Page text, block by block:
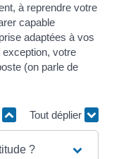
à reprendre votre
capable
adaptées à vos
votre
(on parle de
Tout déplier
?